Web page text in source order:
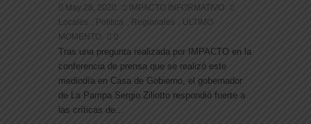
May 28, 2020
IMPACTO INFORMATIVO
Locales
Politica Regionales
ULTIMO
MOMENTO
0
Tras una pregunta realizada por IMPACTO en la
conferencia de prensa que se realizó este
mediodía en Casa de Gobierno, el gobernador
de La Pampa Sergio Ziliotto respondió fuerte a
las críticas de...